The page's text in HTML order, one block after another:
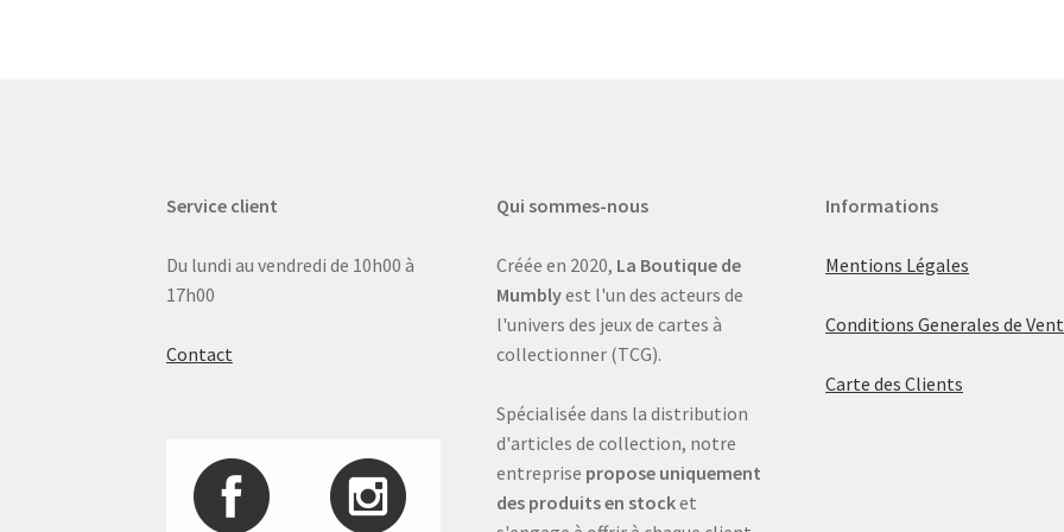
Service client
Du lundi au vendredi de 10h00 à
17h00
Contact
Qui sommes-nous
Créée en 2020, La Boutique de
Mumblyest l'un des acteurs de
l'univers des jeux de cartes à
collectionner (TCG).
Spécialisée dans la distribution
d'articles de collection, notre
entreprise propose uniquement
des produits en stocket
Informations
Mentions Légales
Conditions Generales de
Carte des Clients